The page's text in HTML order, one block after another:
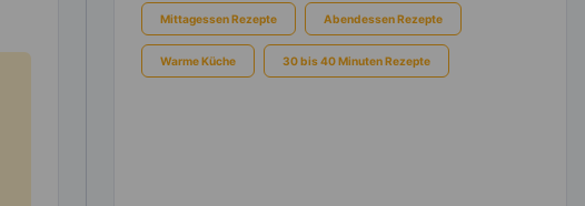
Mittagessen Rezepte Abendessen Rezepte
Warme Küche 30 bis 40 Minuten Rezepte